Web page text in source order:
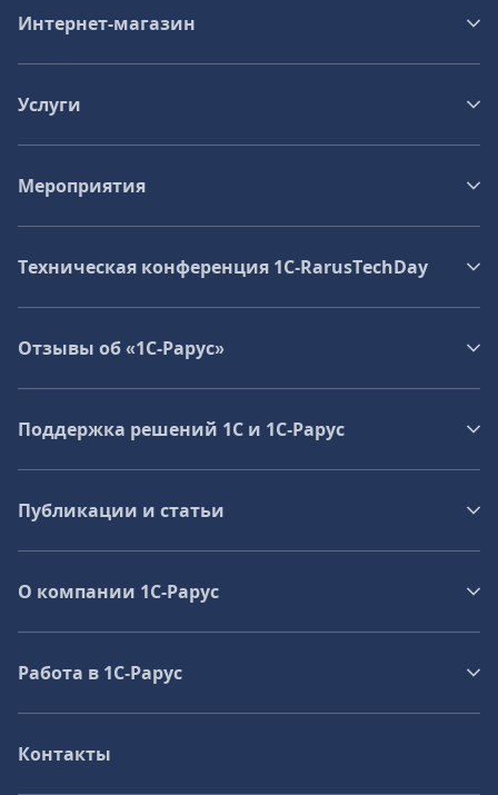
Интернет-магазин
Услуги
Мероприятия
Техническая конференция 1C‑RarusTechDay
Отзывы об «1С-Рарус»
Поддержка решений 1С и 1С‑Рарус
Публикации и статьи
О компании 1C-Рарус
Работа в 1С‑Рарус
Контакты